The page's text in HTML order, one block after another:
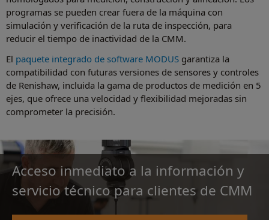
programas se pueden crear fuera de la máquina con
simulación y verificación de la ruta de inspección, para
reducir el tiempo de inactividad de la CMM.
El paquete integrado de software MODUS garantiza la
compatibilidad con futuras versiones de sensores y controles
de Renishaw, incluida la gama de productos de medición en 5
ejes, que ofrece una velocidad y flexibilidad mejoradas sin
comprometer la precisión.
Acceso inmediato a la información y
servicio técnico para clientes de CMM